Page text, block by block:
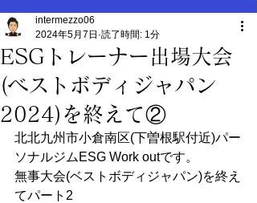
ESGトレーナー出場大会
(ベストボディジャパン
2024)を終えて②
intermezzo06
2024年5月7日 読了時間: 1分
北北九州市小倉南区(下曽根駅付近)パー
ソナルジムESG Work outです。
無事大会(ベストボディジャパン)を終え
てパート2